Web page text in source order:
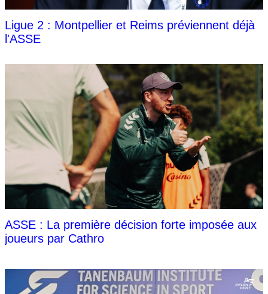
Ligue 2 : Montpellier et Reims préviennent déjà
l'ASSE
ASSE : La première décision forte imposée aux
joueurs par Cathro